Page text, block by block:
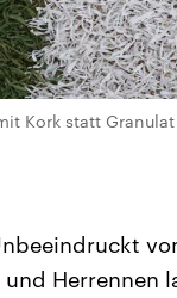
Kork statt